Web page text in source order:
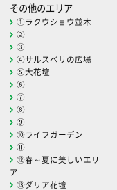
その他のエリア
①ラクウショウ並木
②
③
④サルスベリの広場
⑤大花壇
⑥
⑦
⑧
⑨
⑩ライフガーデン
⑪
⑫春～夏に美しいエリ
ア
⑬ダリア花壇